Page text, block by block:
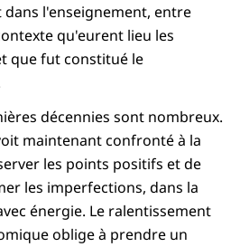
dans l'enseignement, entre
qu'eurent lieu les
que fut constitué le
décennies sont nombreux.
maintenant confronté à la
les points positifs et de
les imperfections, dans la
énergie. Le ralentissement
oblige à prendre un